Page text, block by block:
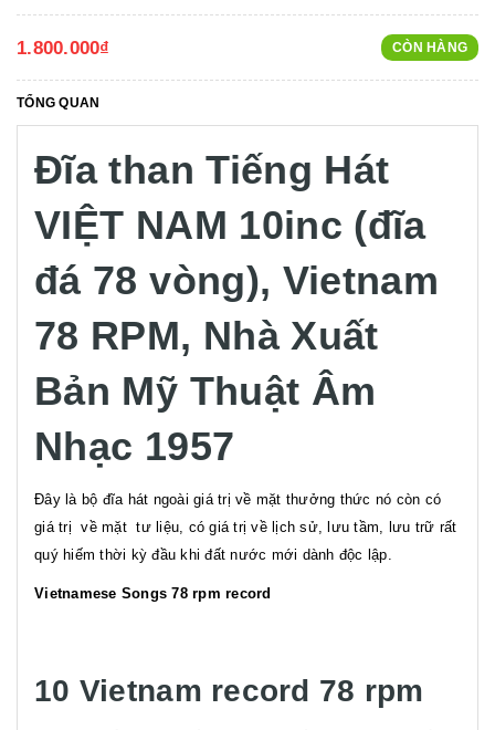
1.800.000₫ CÒN HÀNG
TỔNG QUAN
Đĩa than Tiếng Hát
VIỆT NAM 10inc (đĩa
đá 78 vòng), Vietnam
78 RPM, Nhà Xuất
Bản Mỹ Thuật Âm
Nhạc 1957
Đây là bộ đĩa hát ngoài giá trị về mặt thưởng thức nó còn có
giá trị về mặt tư liệu, có giá trị về lịch sử, lưu tầm, lưu trữ rất
quý hiếm thời kỳ đầu khi đất nước mới dành độc lập.
Vietnamese Songs 78 rpm record
10 Vietnam record 78 rpm